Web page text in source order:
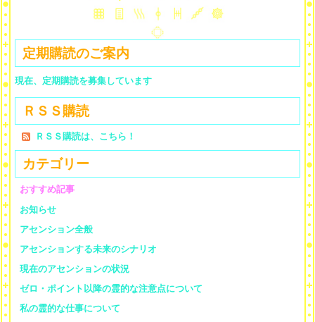
定期購読のご案内
現在、定期購読を募集しています
ＲＳＳ購読
ＲＳＳ購読は、こちら！
カテゴリー
おすすめ記事
お知らせ
アセンション全般
アセンションする未来のシナリオ
現在のアセンションの状況
ゼロ・ポイント以降の霊的な注意点について
私の霊的な仕事について